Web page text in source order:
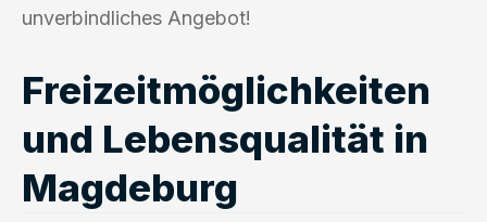
unverbindliches Angebot!
Freizeitmöglichkeiten
und Lebensqualität in
Magdeburg